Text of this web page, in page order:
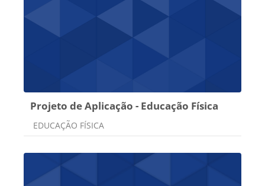
Projeto de Aplicação - Educação Física
Categoria do curso
EDUCAÇÃO FÍSICA